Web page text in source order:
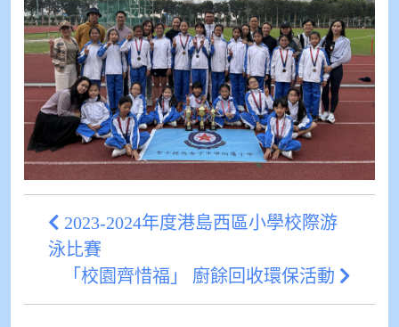
2023-2024年度港島西區小學校際游
泳比賽
「校園齊惜福」 廚餘回收環保活動